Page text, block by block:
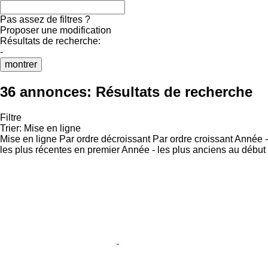
Pas assez de filtres ?
Proposer une modification
Résultats de recherche:
-
montrer
36 annonces: Résultats de recherche
Filtre
Trier: Mise en ligne
Mise en ligne Par ordre décroissant Par ordre croissantAnnée -
les plus récentes en premierAnnée - les plus anciens au début